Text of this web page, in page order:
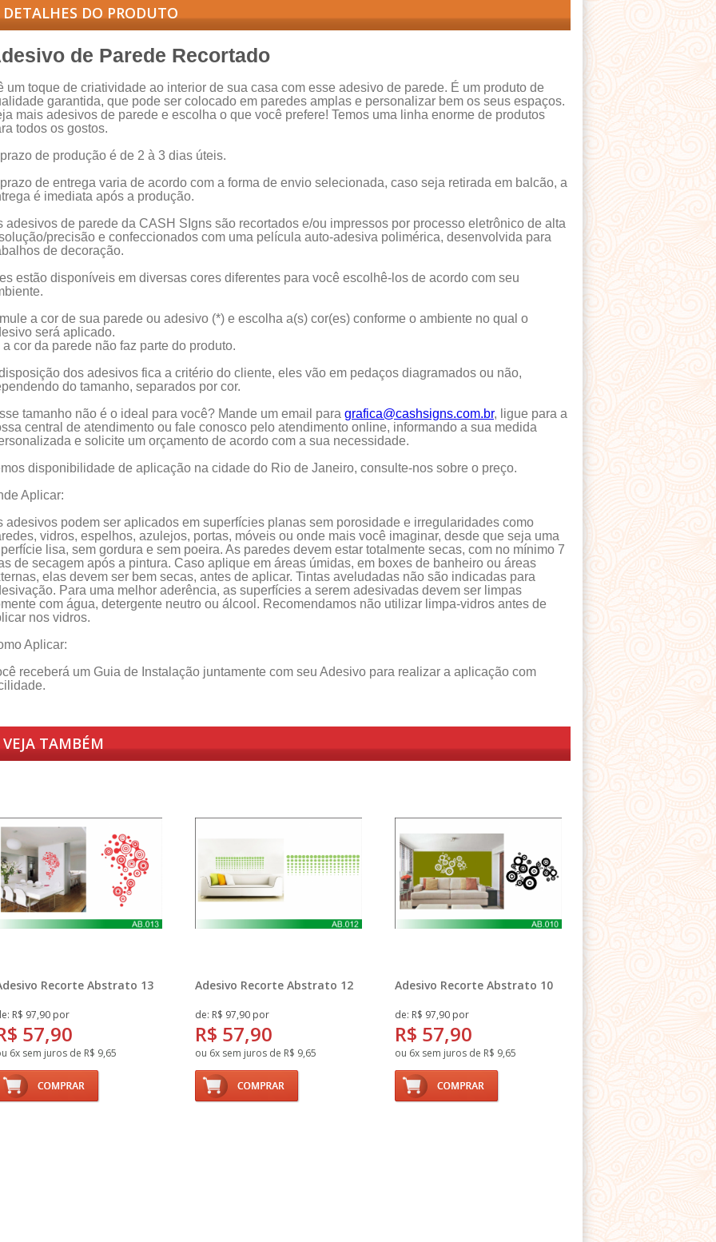
DETALHES DO PRODUTO
de Parede Recortado
um toque de criatividade ao interior de sua casa com esse adesivo de parede. É um produto de
garantida, que pode ser colocado em paredes amplas e personalizar bem os seus espaços.
mais adesivos de parede e escolha o que você prefere! Temos uma linha enorme de produtos
todos os gostos.
de produção é de 2 à 3 dias úteis.
de entrega varia de acordo com a forma de envio selecionada, caso seja retirada em balcão, a
é imediata após a produção.
adesivos de parede da CASH SIgns são recortados e/ou impressos por processo eletrônico de alta
precisão e confeccionados com uma película auto-adesiva polimérica, desenvolvida para
de decoração.
estão disponíveis em diversas cores diferentes para você escolhê-los de acordo com seu
a cor de sua parede ou adesivo (*) e escolha a(s) cor(es) conforme o ambiente no qual o
será aplicado.
a cor da parede não faz parte do produto.
dos adesivos fica a critério do cliente, eles vão em pedaços diagramados ou não,
do tamanho, separados por cor.
tamanho não é o ideal para você? Mande um email para grafica@cashsigns.com.br, ligue para a
central de atendimento ou fale conosco pelo atendimento online, informando a sua medida
e solicite um orçamento de acordo com a sua necessidade.
disponibilidade de aplicação na cidade do Rio de Janeiro, consulte-nos sobre o preço.
Aplicar:
adesivos podem ser aplicados em superfícies planas sem porosidade e irregularidades como
vidros, espelhos, azulejos, portas, móveis ou onde mais você imaginar, desde que seja uma
lisa, sem gordura e sem poeira. As paredes devem estar totalmente secas, com no mínimo 7
de secagem após a pintura. Caso aplique em áreas úmidas, em boxes de banheiro ou áreas
elas devem ser bem secas, antes de aplicar. Tintas aveludadas não são indicadas para
Para uma melhor aderência, as superfícies a serem adesivadas devem ser limpas
com água, detergente neutro ou álcool. Recomendamos não utilizar limpa-vidros antes de
nos vidros.
Aplicar:
receberá um Guia de Instalação juntamente com seu Adesivo para realizar a aplicação com
VEJA TAMBÉM
Recorte Abstrato 13
R$ 97,90 por
57,90
6x sem juros de R$ 9,65
Adesivo Recorte Abstrato 12
de: R$ 97,90 por
R$ 57,90
ou 6x sem juros de R$ 9,65
Adesivo Recorte Abstrato 10
de: R$ 97,90 por
R$ 57,90
ou 6x sem juros de R$ 9,65